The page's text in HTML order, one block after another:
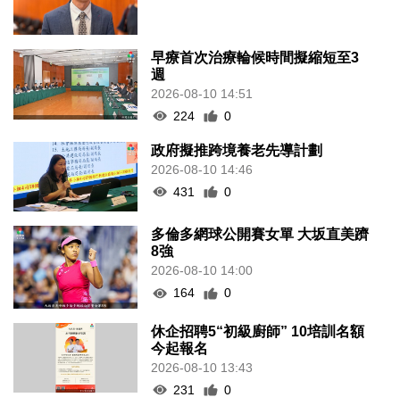
早療首次治療輪候時間擬縮短至3
週
2026-08-10 14:51
224
0
政府擬推跨境養老先導計劃
2026-08-10 14:46
431
0
多倫多網球公開賽女單 大坂直美躋
8強
2026-08-10 14:00
164
0
休企招聘5“初級廚師” 10培訓名額
今起報名
2026-08-10 13:43
231
0